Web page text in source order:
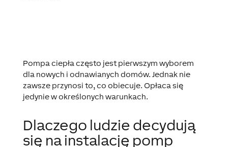
Pompa ciepła często jest pierwszym wyborem
dla nowych i odnawianych domów. Jednak nie
zawsze przynosi to, co obiecuje. Opłaca się
jedynie w określonych warunkach.
Dlaczego ludzie decydują
się na instalację pomp